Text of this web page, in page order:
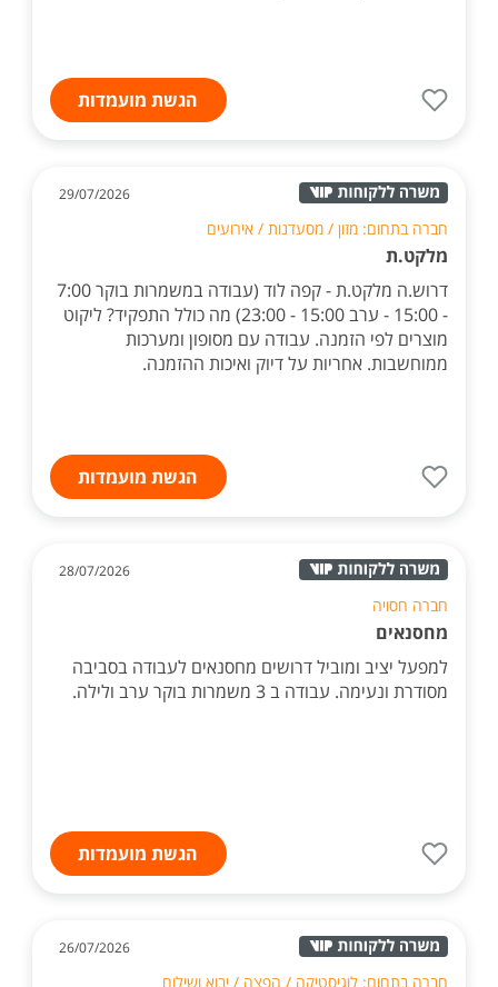
הגשת מועמדות
29/07/2026
חברה בתחום: מזון / מסעדנות / אירועים
מלקט.ת
דרוש.ה מלקט.ת - קפה לוד (עבודה במשמרות בוקר 7:00
- 15:00 - ערב 15:00 - 23:00) מה כולל התפקיד? ליקוט
מוצרים לפי הזמנה. עבודה עם מסופון ומערכות
ממוחשבות. אחריות על דיוק ואיכות ההזמנה.
הגשת מועמדות
28/07/2026
חברה חסויה
מחסנאים
למפעל יציב ומוביל דרושים מחסנאים לעבודה בסביבה
מסודרת ונעימה. עבודה ב 3 משמרות בוקר ערב ולילה.
הגשת מועמדות
26/07/2026
חברה בתחום: לוגיסטיקה / הפצה / יבוא ושילוח